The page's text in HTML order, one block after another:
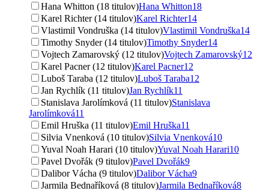
Hana Whitton (18 titulov)Hana Whitton18
Karel Richter (14 titulov)Karel Richter14
Vlastimil Vondruška (14 titulov)Vlastimil Vondruška14
Timothy Snyder (14 titulov)Timothy Snyder14
Vojtech Zamarovský (12 titulov)Vojtech Zamarovský12
Karel Pacner (12 titulov)Karel Pacner12
Luboš Taraba (12 titulov)Luboš Taraba12
Jan Rychlík (11 titulov)Jan Rychlík11
Stanislava Jarolímková (11 titulov)Stanislava
Jarolímková11
Emil Hruška (11 titulov)Emil Hruška11
Silvia Vnenková (10 titulov)Silvia Vnenková10
Yuval Noah Harari (10 titulov)Yuval Noah Harari10
Pavel Dvořák (9 titulov)Pavel Dvořák9
Dalibor Vácha (9 titulov)Dalibor Vácha9
Jarmila Bednaříková (8 titulov)Jarmila Bednaříková8